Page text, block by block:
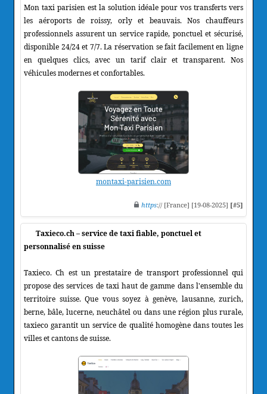
Mon taxi parisien est la solution idéale pour vos transferts vers
les aéroports de roissy, orly et beauvais. Nos chauffeurs
professionnels assurent un service rapide, ponctuel et sécurisé,
disponible 24/24 et 7/7. La réservation se fait facilement en ligne
en quelques clics, avec un tarif clair et transparent. Nos
véhicules modernes et confortables.
montaxi-parisien.com
https:// [France] [19-08-2025] [#5]
Taxieco.ch – service de taxi fiable, ponctuel et
personnalisé en suisse
Taxieco. Ch est un prestataire de transport professionnel qui
propose des services de taxi haut de gamme dans l'ensemble du
territoire suisse. Que vous soyez à genève, lausanne, zurich,
berne, bâle, lucerne, neuchâtel ou dans une région plus rurale,
taxieco garantit un service de qualité homogène dans toutes les
villes et cantons de suisse.